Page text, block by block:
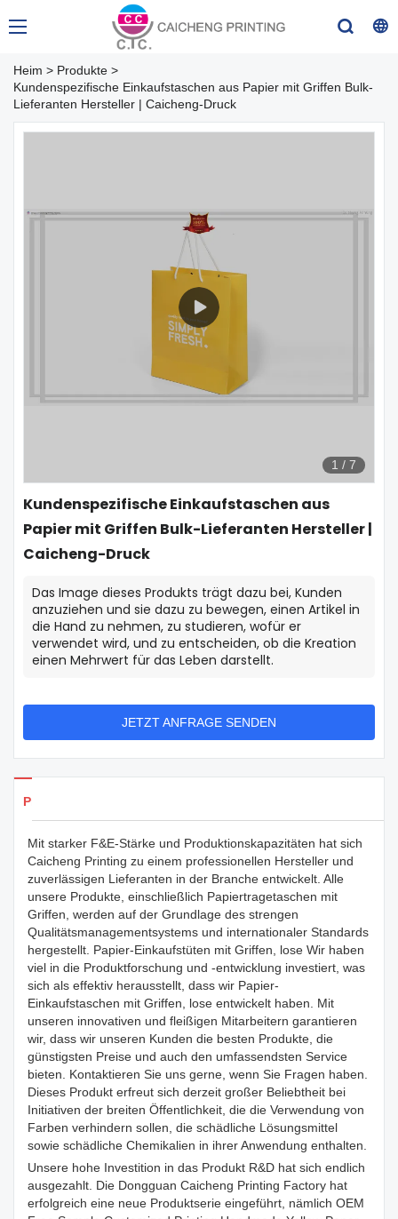
Heim > Produkte >
Kundenspezifische Einkaufstaschen aus Papier mit Griffen Bulk-
Lieferanten Hersteller | Caicheng-Druck
1 / 7
Kundenspezifische Einkaufstaschen aus
Papier mit Griffen Bulk-Lieferanten Hersteller |
Caicheng-Druck
Das Image dieses Produkts trägt dazu bei, Kunden
anzuziehen und sie dazu zu bewegen, einen Artikel in
die Hand zu nehmen, zu studieren, wofür er
verwendet wird, und zu entscheiden, ob die Kreation
einen Mehrwert für das Leben darstellt.
JETZT ANFRAGE SENDEN
Produkte Details
Mit starker F&E-Stärke und Produktionskapazitäten hat sich
Caicheng Printing zu einem professionellen Hersteller und
zuverlässigen Lieferanten in der Branche entwickelt. Alle
unsere Produkte, einschließlich Papiertragetaschen mit
Griffen, werden auf der Grundlage des strengen
Qualitätsmanagementsystems und internationaler Standards
hergestellt. Papier-Einkaufstüten mit Griffen, lose Wir haben
viel in die Produktforschung und -entwicklung investiert, was
sich als effektiv herausstellt, dass wir Papier-
Einkaufstaschen mit Griffen, lose entwickelt haben. Mit
unseren innovativen und fleißigen Mitarbeitern garantieren
wir, dass wir unseren Kunden die besten Produkte, die
günstigsten Preise und auch den umfassendsten Service
bieten. Kontaktieren Sie uns gerne, wenn Sie Fragen haben.
Dieses Produkt erfreut sich derzeit großer Beliebtheit bei
Initiativen der breiten Öffentlichkeit, die die Verwendung von
Farben verhindern sollen, die schädliche Lösungsmittel
sowie schädliche Chemikalien in ihrer Anwendung enthalten.
Unsere hohe Investition in das Produkt R&D hat sich endlich
ausgezahlt. Die Dongguan Caicheng Printing Factory hat
erfolgreich eine neue Produktserie eingeführt, nämlich OEM